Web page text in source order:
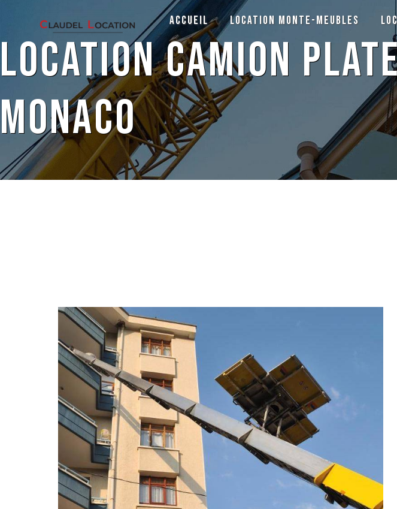
Accueil Location monte-meubles
location camion
Monaco